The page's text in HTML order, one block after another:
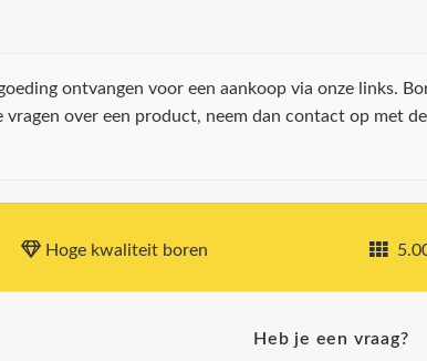
ontvangen voor een aankoop via onze links.
over een product, neem dan contact op met
Hoge kwaliteit boren
Heb je een vraag?